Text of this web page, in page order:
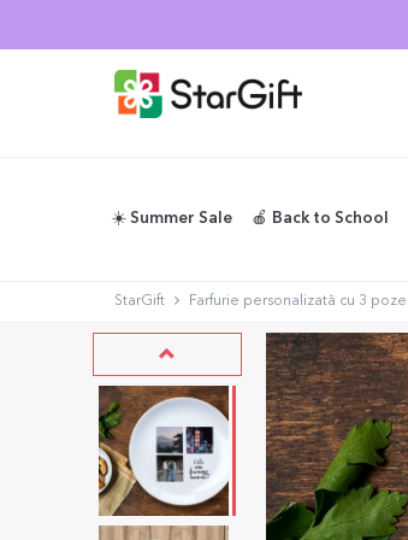
☀️ Summer Sale 🍎 Back to School
StarGift Farfurie personalizată cu 3